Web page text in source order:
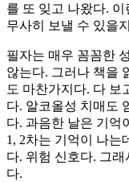
를 또 잊고 나왔다.
무사히 보낼 수 있을
필자는 매우 꼼꼼한
않는다. 그러나 책을
도 마찬가지다. 다 보
다. 알코올성 치매도
다. 과음한 날은 기억
1, 2차는 기억이 나는
다. 위험 신호다. 그
다.